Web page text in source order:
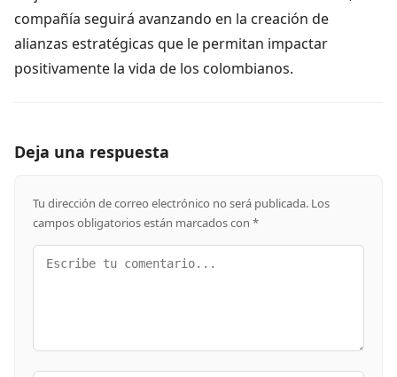
compañía seguirá avanzando en la creación de
alianzas estratégicas que le permitan impactar
positivamente la vida de los colombianos.
Deja una respuesta
Tu dirección de correo electrónico no será publicada. Los
campos obligatorios están marcados con *